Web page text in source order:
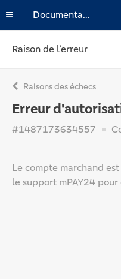
Documentation
Raison de l’erreur
Raisons des échecs
Erreur
#1487173634557
Le compte marchand
le support mPAY24